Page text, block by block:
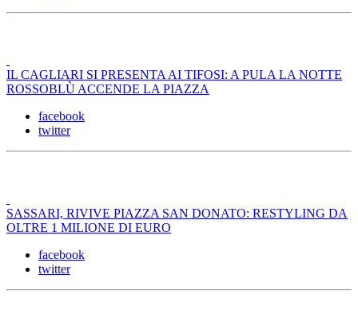
IL CAGLIARI SI PRESENTA AI TIFOSI: A PULA LA NOTTE
ROSSOBLÙ ACCENDE LA PIAZZA
facebook
twitter
SASSARI, RIVIVE PIAZZA SAN DONATO: RESTYLING DA
OLTRE 1 MILIONE DI EURO
facebook
twitter